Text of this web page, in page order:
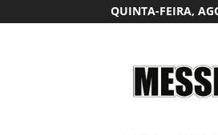
QUINTA-FEIRA,